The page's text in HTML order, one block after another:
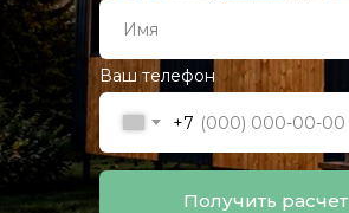
Ваш телефон
+7
Получить расчет